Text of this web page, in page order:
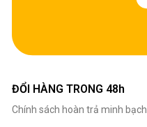
ĐỔI HÀNG TRONG 48h
Chính sách hoàn trả minh bạch